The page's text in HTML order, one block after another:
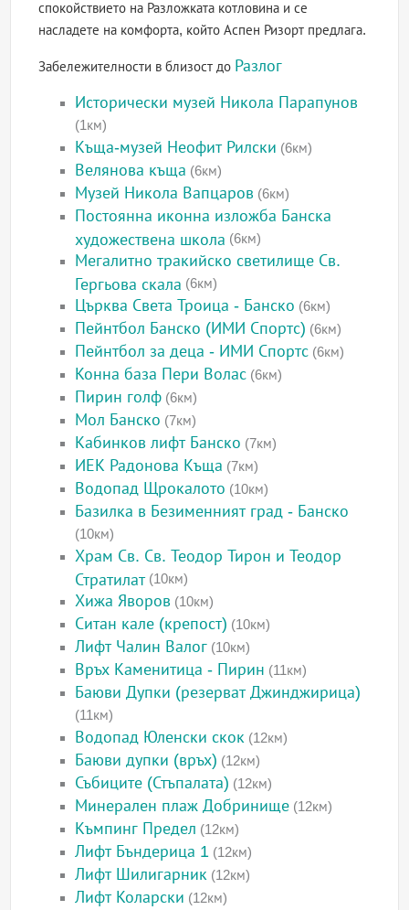
спокойствието на Разложката котловина и се
насладете на комфорта, който Аспен Ризорт предлага.
Забележителности в близост до Разлог
Исторически музей Никола Парапунов
(1км)
Къща-музей Неофит Рилски (6км)
Велянова къща (6км)
Музей Никола Вапцаров (6км)
Постоянна иконна изложба Банска
художествена школа (6км)
Мегалитно тракийско светилище Св.
Гергьова скала (6км)
Църква Света Троица - Банско (6км)
Пейнтбол Банско (ИМИ Спортс) (6км)
Пейнтбол за деца - ИМИ Спортс (6км)
Конна база Пери Волас (6км)
Пирин голф (6км)
Мол Банско (7км)
Кабинков лифт Банско (7км)
ИЕК Радонова Къща (7км)
Водопад Щрокалото (10км)
Базилка в Безименният град - Банско
(10км)
Храм Св. Св. Теодор Тирон и Теодор
Стратилат(10км)
Хижа Яворов (10км)
Ситан кале (крепост) (10км)
Лифт Чалин Валог (10км)
Връх Каменитица - Пирин (11км)
Баюви Дупки (резерват Джинджирица)
(11км)
Водопад Юленски скок (12км)
Баюви дупки (връх) (12км)
Събиците (Стъпалата) (12км)
Минерален плаж Добринище (12км)
Къмпинг Предел (12км)
Лифт Бъндерица 1 (12км)
Лифт Шилигарник (12км)
Лифт Коларски (12км)